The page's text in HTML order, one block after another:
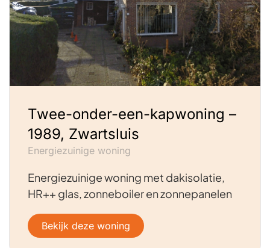
Twee-onder-een-kapwoning –
1989, Zwartsluis
Energiezuinige woning
Energiezuinige woning met dakisolatie,
HR++ glas, zonneboiler en zonnepanelen
Bekijk deze woning